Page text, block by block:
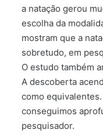
a natação gerou
escolha da
mostram que a
sobretudo, em
O estudo também
A descoberta
como
conseguimos
pesquisador.